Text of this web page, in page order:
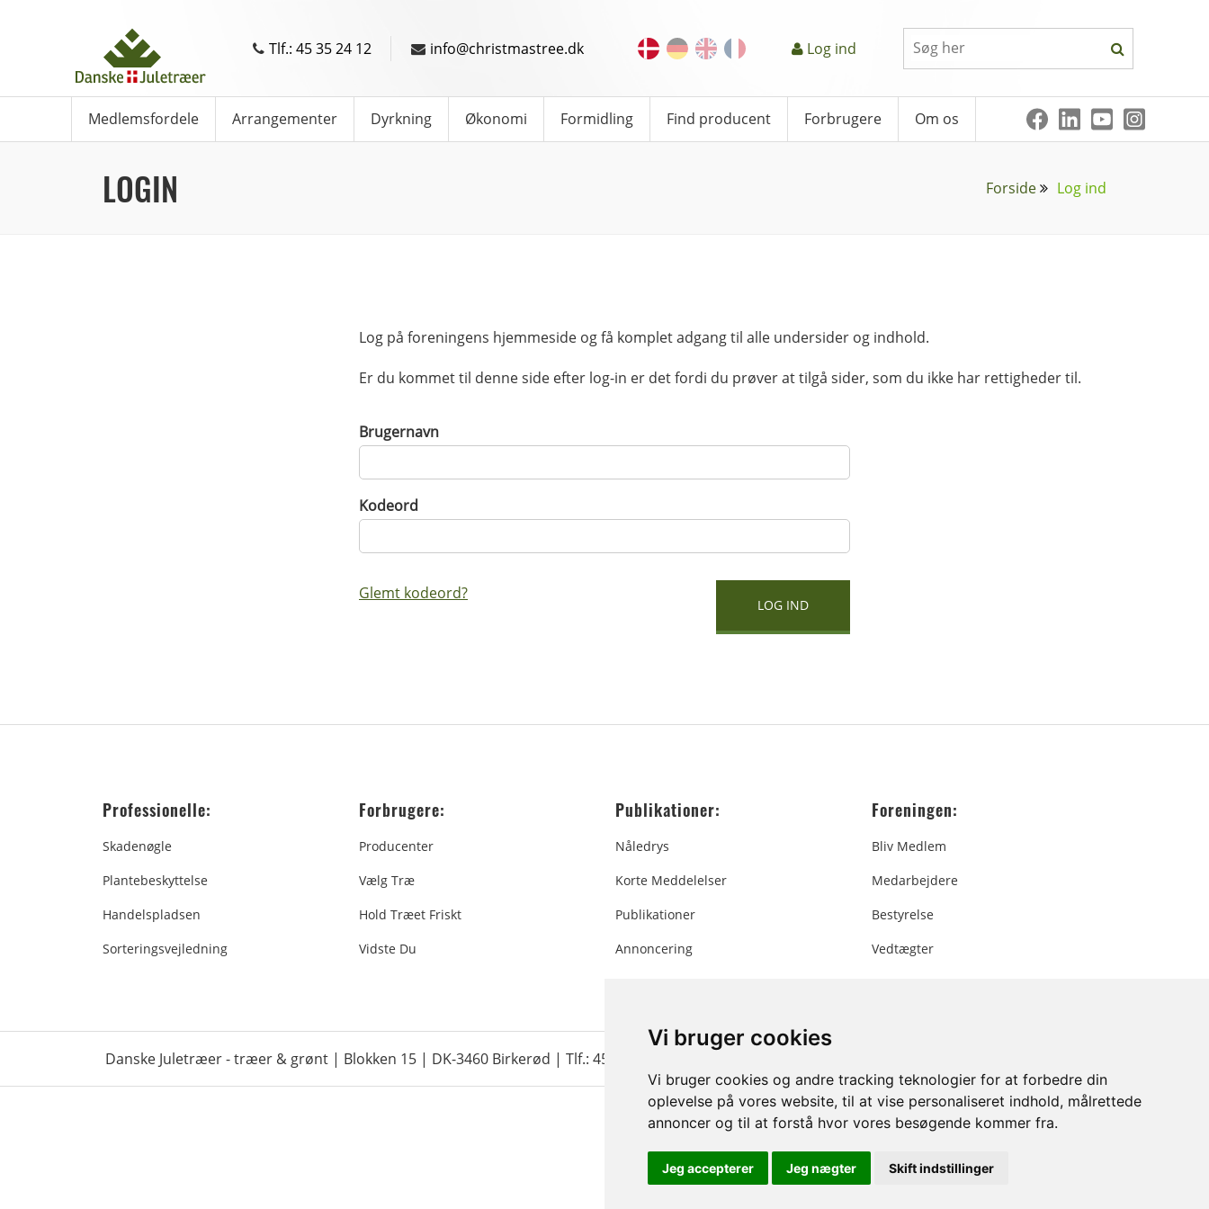
Vi bruger cookies
Vi bruger cookies og andre tracking teknologier for at forbedre din
oplevelse på vores website, til at vise personaliseret indhold, målrettede
annoncer og til at forstå hvor vores besøgende kommer fra.
Jeg accepterer Jeg nægter Skift indstillinger
Tlf.: 45 35 24 12 info@christmastree.dk Log ind
Medlemsfordele Arrangementer Dyrkning Økonomi Formidling Find producent Forbrugere Om os
LOGIN Forside Log ind
Log på foreningens hjemmeside og få komplet adgang til alle undersider og indhold.
Er du kommet til denne side efter log-in er det fordi du prøver at tilgå sider, som du ikke har rettigheder til.
Brugernavn
Kodeord
Glemt kodeord?
Professionelle:
Skadenøgle
Plantebeskyttelse
Handelspladsen
Sorteringsvejledning
Forbrugere:
Producenter
Vælg Træ
Hold Træet Friskt
Vidste Du
Publikationer:
Nåledrys
Korte Meddelelser
Publikationer
Annoncering
Foreningen:
Bliv Medlem
Medarbejdere
Bestyrelse
Vedtægter
Danske Juletræer - træer & grønt | Blokken 15 | DK-3460 Birkerød | Tlf.: 45 35 24 12